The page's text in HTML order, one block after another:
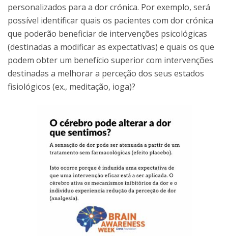
personalizados para a dor crónica. Por exemplo, será
possível identificar quais os pacientes com dor crónica
que poderão beneficiar de intervenções psicológicas
(destinadas a modificar as expectativas) e quais os que
podem obter um benefício superior com intervenções
destinadas a melhorar a perceção dos seus estados
fisiológicos (ex., meditação, ioga)?